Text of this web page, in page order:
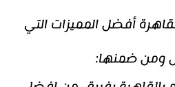
أفضل المميزات التي
ومن ضمنها: